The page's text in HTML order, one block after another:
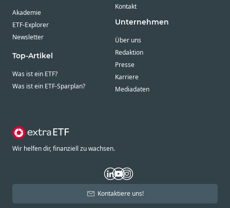
Akademie
ETF-Explorer
Newsletter
Top-Artikel
Was ist ein ETF?
Was ist ein ETF-Sparplan?
Kontakt
Unternehmen
Über uns
Redaktion
Presse
Karriere
Mediadaten
Wir helfen dir, finanziell zu wachsen.
Kontaktiere uns!